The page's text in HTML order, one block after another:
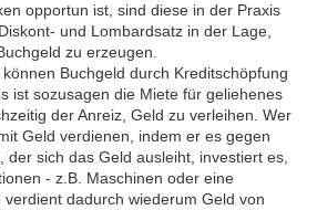
opportun ist, sind diese in der Praxis
und Lombardsatz in der Lage,
zu erzeugen.
Buchgeld durch Kreditschöpfung
ist sozusagen die Miete für geliehenes
der Anreiz, Geld zu verleihen. Wer
Geld verdienen, indem er es gegen
der sich das Geld ausleiht, investiert es,
- z.B. Maschinen oder eine
dadurch wiederum Geld von